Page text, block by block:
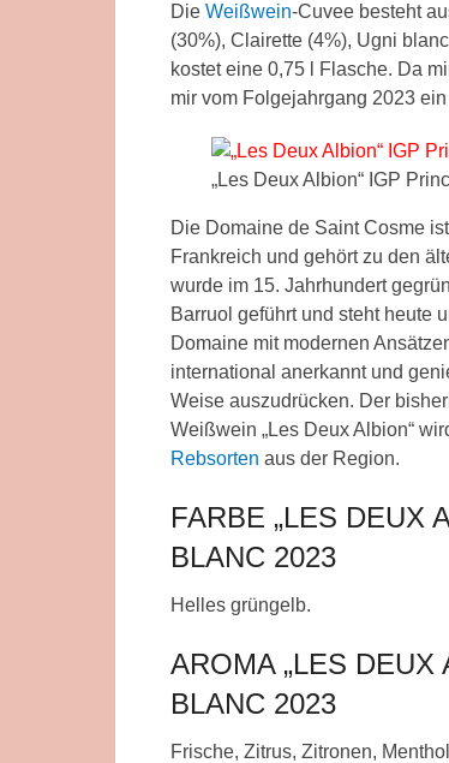
Die Weißwein-Cuvee besteht
(30%), Clairette (4%), Ugni
kostet eine 0,75 l Flasche. Da
mir vom Folgejahrgang 2023
„Les Deux Albion“ IGP
Die Domaine de Saint Cosme
Frankreich und gehört zu den
wurde im 15. Jahrhundert
Barruol geführt und steht heute
Domaine mit modernen
international anerkannt und
Weise auszudrücken. Der
Weißwein „Les Deux Albion“
Rebsorten aus der Region.
FARBE „LES DEUX
BLANC 2023
Helles grüngelb.
AROMA „LES DEUX
BLANC 2023
Frische, Zitrus, Zitronen,